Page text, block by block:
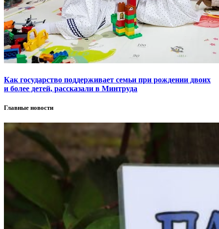
Как государство поддерживает семьи при рождении двоих
и более детей, рассказали в Минтруда
Главные новости